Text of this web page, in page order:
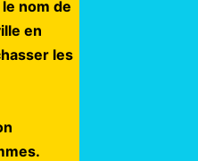
nom de
en
les